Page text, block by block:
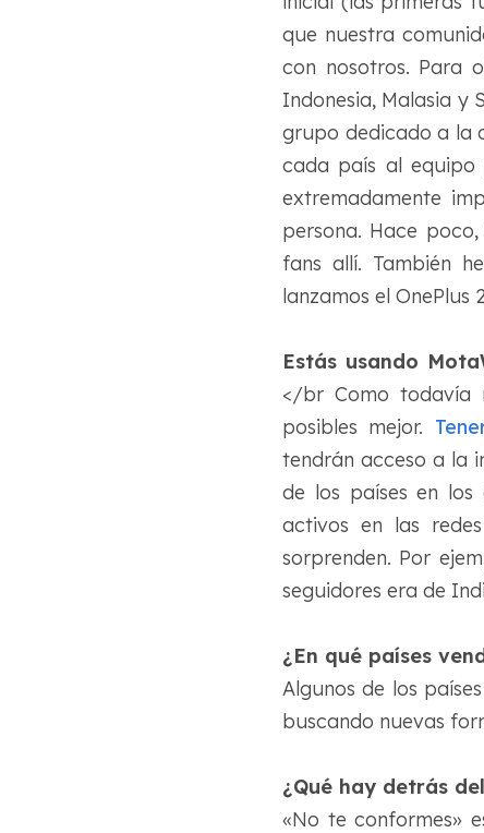
que nuestra
con nosotros. Para
Indonesia, Malasia y
grupo dedicado a la
cada país al equipo
extremadamente
persona. Hace
fans allí. También
lanzamos el OnePlus
Estás usando
</br Como todavía
posibles mejor.
tendrán acceso a la
de los países en los
activos en las
sorprenden. Por
seguidores era de
¿En qué países
Algunos de los
buscando nuevas
¿Qué hay detrás
«No te conformes»